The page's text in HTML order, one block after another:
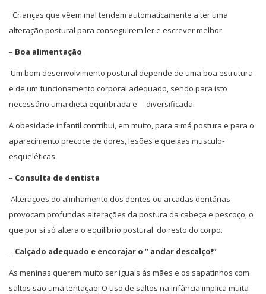
Crianças que vêem mal tendem automaticamente a ter uma
alteração postural para conseguirem ler e escrever melhor.
– Boa alimentação
Um bom desenvolvimento postural depende de uma boa estrutura
e de um funcionamento corporal adequado, sendo para isto
necessário uma dieta equilibrada e diversificada.
A obesidade infantil contribui, em muito, para a má postura e para o
aparecimento precoce de dores, lesões e queixas musculo-
esqueléticas.
– Consulta de dentista
Alterações do alinhamento dos dentes ou arcadas dentárias
provocam profundas alterações da postura da cabeça e pescoço, o
que por si só altera o equilíbrio postural do resto do corpo.
– Calçado adequado e encorajar o ” andar descalço!”
As meninas querem muito ser iguais às mães e os sapatinhos com
saltos são uma tentação! O uso de saltos na infância implica muita